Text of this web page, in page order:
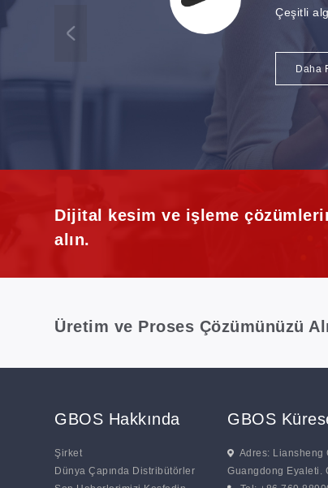
Çeşitli
Daha
Dijital kesim ve işleme
alın.
Üretim ve Proses Çözümünüzü
GBOS Hakkında
Şirket
Dünya Çapında Distribütörler
GBOS
Adres: Liansheng
Guangdong Eyaleti.